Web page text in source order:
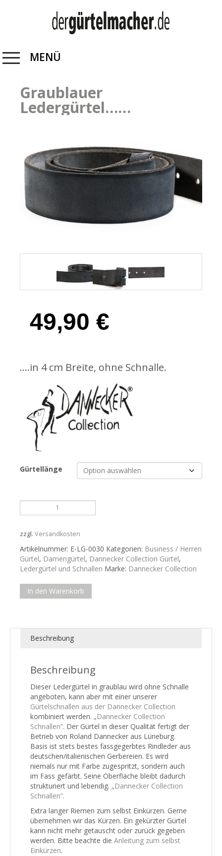
MENÜ
Graublauer
Ledergürtel……
49,90 €
….in 4 cm Breite, ohne Schnalle.
Gürtellänge
Ledergürtel......
zzgl. Versandkosten
Artikelnummer: E-LG-0030 Kategorien: Business / Herren
Gürtel, Damengürtel, Dannecker Collection Gürtel,
Ledergürtel und Schnallen Marke: Dannecker Collection
In den Warenkorb
Beschreibung
Beschreibung
Dieser Ledergürtel in graublau wird ohne Schnalle
angeboten, kann aber mit einer unserer
Gürtelschnallen aus der Dannecker Collection
kombiniert werden. „Dannecker Collection
Schnallen“. Der Gürtel in dieser Qualität fertigt der
Betrieb von Roland Dannecker aus Lüneburg.
Basis ist stets bestes fassgegerbtes Rindleder aus
deutschen/italienischen Gerbereien. Es wird
niemals nur mit Farbe zugespritzt, sondern auch
im Fass gefärbt. Seine Oberfläche bleibt dadurch
strukturiert und lebendig. „Dannecker Collection
Schnallen“.
Extra langer Riemen zum selbst Einkürzen. Gerne
übernehmen wir das Kürzen. Ein gekürzter Gürtel
kann nicht mehr getauscht oder zurück gegeben
werden. Bitte beachte die Anleitung zum selbst
Einkürzen.